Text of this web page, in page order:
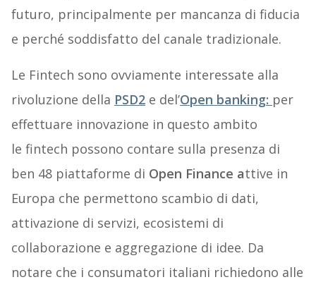
futuro, principalmente per mancanza di fiducia
e perché soddisfatto del canale tradizionale.
Le Fintech sono ovviamente interessate alla
rivoluzione della PSD2 e del’Open banking: per
effettuare innovazione in questo ambito
le fintech possono contare sulla presenza di
ben 48 piattaforme di Open Finance attive in
Europa che permettono scambio di dati,
attivazione di servizi, ecosistemi di
collaborazione e aggregazione di idee. Da
notare che i consumatori italiani richiedono alle